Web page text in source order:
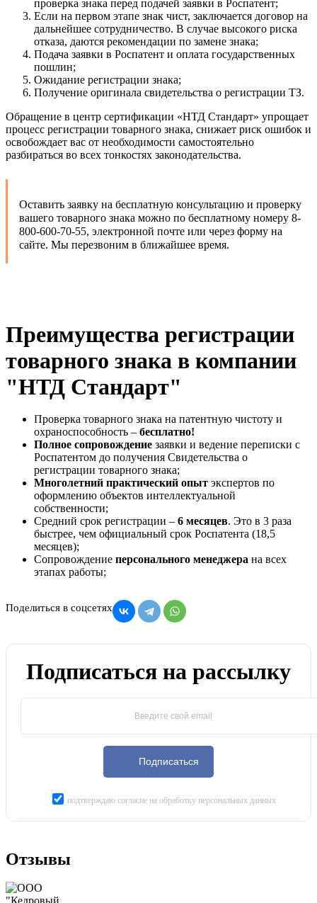
проверка знака перед подачей заявки в Роспатент;
Если на первом этапе знак чист, заключается договор на
дальнейшее сотрудничество. В случае высокого риска
отказа, даются рекомендации по замене знака;
Подача заявки в Роспатент и оплата государственных
пошлин;
Ожидание регистрации знака;
Получение оригинала свидетельства о регистрации ТЗ.
Обращение в центр сертификации «НТД Стандарт» упрощает
процесс регистрации товарного знака, снижает риск ошибок и
освобождает вас от необходимости самостоятельно
разбираться во всех тонкостях законодательства.
Оставить заявку на бесплатную консультацию и проверку
вашего товарного знака можно по бесплатному номеру 8-
800-600-70-55, электронной почте или через форму на
сайте. Мы перезвоним в ближайшее время.
Преимущества регистрации
товарного знака в компании
"НТД Стандарт"
Проверка товарного знака на патентную чистоту и
охраноспособность – бесплатно!
Полное сопровождение заявки и ведение переписки с
Роспатентом до получения Свидетельства о
регистрации товарного знака;
Многолетний практический опыт экспертов по
оформлению объектов интеллектуальной
собственности;
Средний срок регистрации – 6 месяцев. Это в 3 раза
быстрее, чем официальный срок Роспатента (18,5
месяцев);
Сопровождение персонального менеджера на всех
этапах работы;
Поделиться в соцсетях
Подписаться на рассылку
Подписаться
подтверждаю согласие на обработку персональных данных
Отзывы